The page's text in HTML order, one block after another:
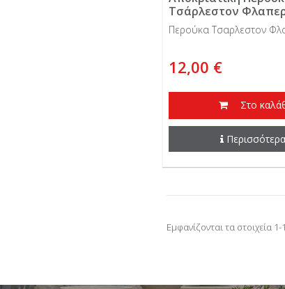
Τσάρλεστον
Περούκα Τσαρλεστον
12,00 €
Στο
Περισσότερα
Εμφανίζονται τα στοιχεία